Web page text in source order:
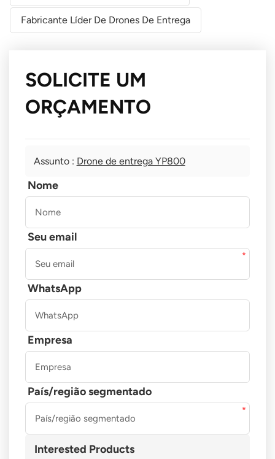
Fabricante Líder De Drones De Entrega
SOLICITE UM
ORÇAMENTO
Assunto : Drone de entrega YP800
Nome
Seu email
WhatsApp
Empresa
País/região segmentado
Interested Products